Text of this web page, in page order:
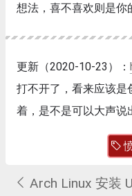
想法，喜不喜欢则是你
更新（2020-10-23）：
打不开了，看来应该是
着，是不是可以大声说
Arch Linux 安装